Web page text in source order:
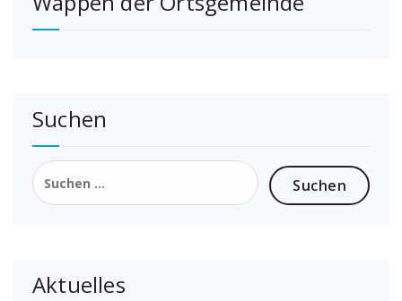
Suchen
Suchen
nach:
Aktuelles